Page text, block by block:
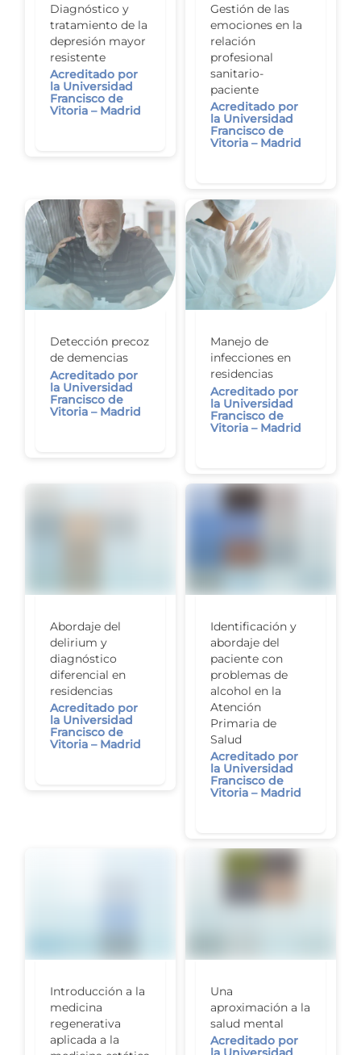
Diagnóstico y
tratamiento de la
depresión mayor
resistente
Acreditado por
la Universidad
Francisco de
Vitoria – Madrid
Gestión de las
emociones en la
relación
profesional
sanitario-
paciente
Acreditado por
la Universidad
Francisco de
Vitoria – Madrid
Detección precoz
de demencias
Acreditado por
la Universidad
Francisco de
Vitoria – Madrid
Manejo de
infecciones en
residencias
Acreditado por
la Universidad
Francisco de
Vitoria – Madrid
Abordaje del
delirium y
diagnóstico
diferencial en
residencias
Acreditado por
la Universidad
Francisco de
Vitoria – Madrid
Identificación y
abordaje del
paciente con
problemas de
alcohol en la
Atención
Primaria de
Salud
Acreditado por
la Universidad
Francisco de
Vitoria – Madrid
Introducción a la
medicina
regenerativa
aplicada a la
Una
aproximación a la
salud mental
Acreditado por